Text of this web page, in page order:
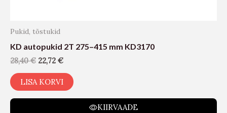
Pukid, tõstukid
KD autopukid 2T 275–415 mm KD3170
28,40€ 22,72 €
LISA KORVI
KIIRVAADE